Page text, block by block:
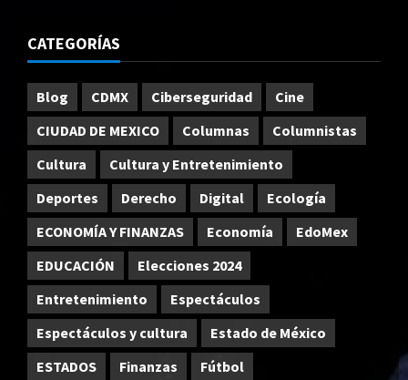
CATEGORÍAS
Blog CDMX Ciberseguridad
Cine
CIUDAD DE MEXICO
Columnas
Columnistas
Cultura
Cultura y Entretenimiento
Deportes
Derecho Digital
Ecología
ECONOMÍA Y FINANZAS
Economía
EdoMex
EDUCACIÓN
Elecciones 2024
Entretenimiento
Espectáculos
Espectáculos y cultura
Estado de México
ESTADOS
Finanzas
Fútbol